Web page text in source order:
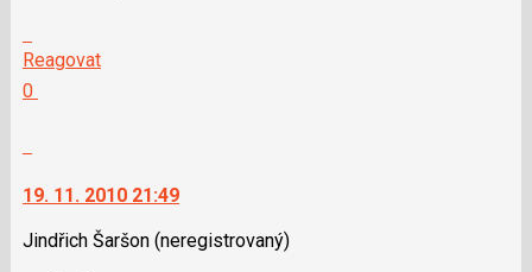
na
navigaci
lze
použít
Reagovat
0
jako
19. 11. 2010 21:49
Jindřich Šaršon (neregistrovaný)